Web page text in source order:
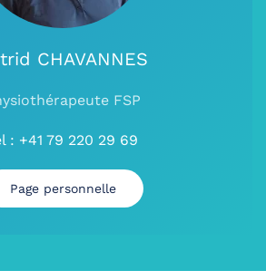
CHAVANNES
FSP
: +41 79 220 29 69
Page personnelle